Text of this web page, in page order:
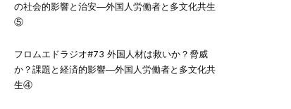
の社会的影響と治安―外国人労働者と多文化共生
⑤
フロムエドラジオ#73 外国人材は救いか？脅威
か？課題と経済的影響―外国人労働者と多文化共
生④